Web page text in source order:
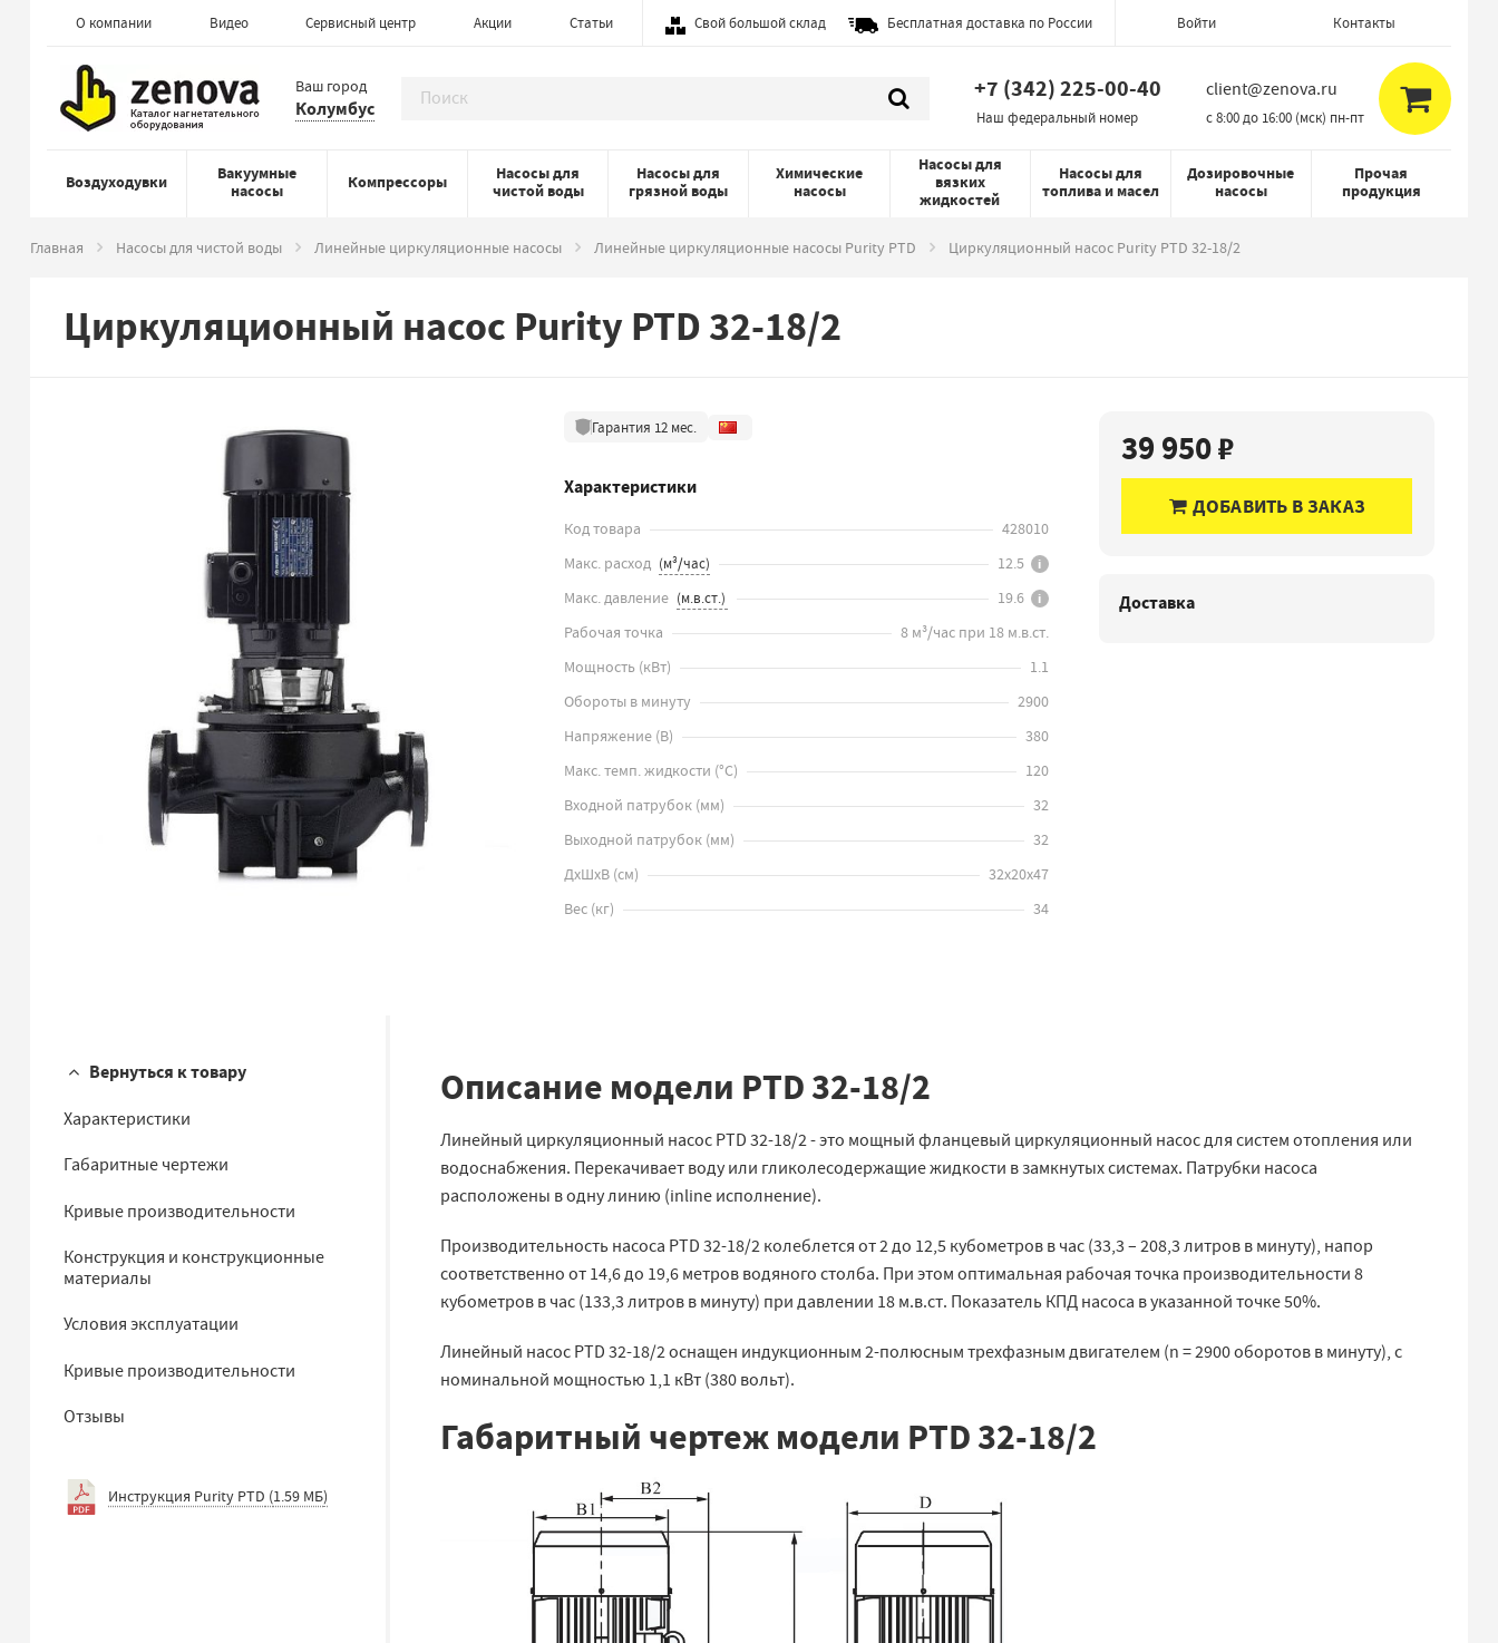
О компании Видео Сервисный центр Акции Статьи Свой большой склад Бесплатная доставка по России Войти Контакты
Ваш город
Колумбус
+7 (342) 225-00-40
Наш федеральный номер
client@zenova.ru
c 8:00 до 16:00 (мск) пн-пт
Воздуходувки
Вакуумные
насосы
Компрессоры
Насосы для
чистой воды
Насосы для
грязной воды
Химические
насосы
Насосы для
вязких
жидкостей
Насосы для
топлива и масел
Дозировочные
насосы
Прочая
продукция
Главная Насосы для чистой воды Линейные циркуляционные насосы Линейные циркуляционные насосы Purity PTD Циркуляционный насос Purity PTD 32-18/2
Циркуляционный насос Purity PTD 32-18/2
Гарантия 12 мес.
Характеристики
Код товара
428010
Макс. расход
12.5 i
Макс. давление 19.6 i
Рабочая точка
8 м³/час при 18 м.в.ст.
Мощность (кВт)
1.1
Обороты в минуту
2900
Напряжение (В)
380
Макс. темп. жидкости (°C)
120
Входной патрубок (мм)
32
Выходной патрубок (мм)
32
ДхШхВ (см)
32х20х47
Вес (кг) 34
39 950 ₽
ДОБАВИТЬ В ЗАКАЗ
Доставка
Вернуться к товару
Характеристики
Габаритные чертежи
Кривые производительности
Конструкция и конструкционные
материалы
Условия эксплуатации
Кривые производительности
Отзывы
Инструкция Purity PTD (1.59 МБ)
Описание модели PTD 32-18/2
Линейный циркуляционный насос PTD 32-18/2 - это мощный фланцевый циркуляционный насос для систем отопления или
водоснабжения. Перекачивает воду или гликолесодержащие жидкости в замкнутых системах. Патрубки насоса
расположены в одну линию (inline исполнение).
Производительность насоса PTD 32-18/2 колеблется от 2 до 12,5 кубометров в час (33,3 – 208,3 литров в минуту), напор
соответственно от 14,6 до 19,6 метров водяного столба. При этом оптимальная рабочая точка производительности 8
кубометров в час (133,3 литров в минуту) при давлении 18 м.в.ст. Показатель КПД насоса в указанной точке 50%.
Линейный насос PTD 32-18/2 оснащен индукционным 2-полюсным трехфазным двигателем (n = 2900 оборотов в минуту), с
номинальной мощностью 1,1 кВт (380 вольт).
Габаритный чертеж модели PTD 32-18/2